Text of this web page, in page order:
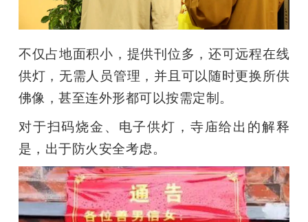
不仅占地面积小，提供刊位多，还可远程在线
供灯，无需人员管理，并且可以随时更换所供
佛像，甚至连外形都可以按需定制。
对于扫码烧金、电子供灯，寺庙给出的解释
是，出于防火安全考虑。